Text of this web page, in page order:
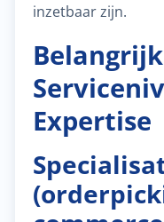
inzetbaar zijn.
Expertise